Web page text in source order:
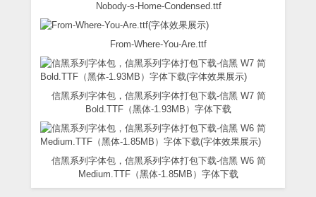
Nobody-s-Home-Condensed.ttf
From-Where-You-Are.ttf
信黑系列字体包，信黑系列字体打包下载-信黑 W7 简
Bold.TTF（黑体-1.93MB）字体下载
信黑系列字体包，信黑系列字体打包下载-信黑 W6 简
Medium.TTF（黑体-1.85MB）字体下载